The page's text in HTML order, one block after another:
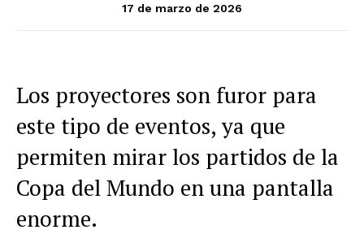
17 de marzo de 2026
Los proyectores son furor para
este tipo de eventos, ya que
permiten mirar los partidos de la
Copa del Mundo en una pantalla
enorme.